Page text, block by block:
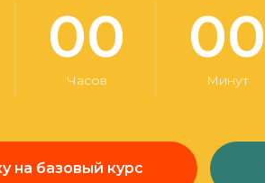
00
Часов
00
Минут
на базовый курс